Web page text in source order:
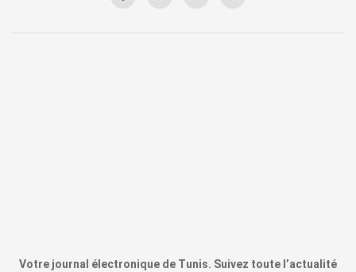
Votre journal électronique de Tunis. Suivez toute l’actualité